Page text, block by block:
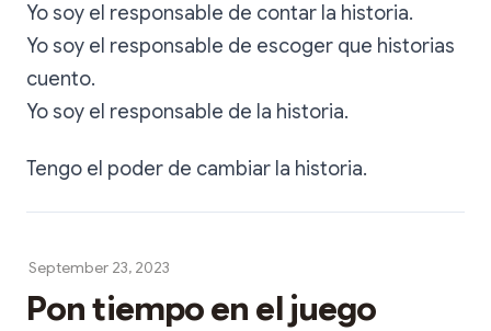
Yo soy el responsable de contar la historia.
Yo soy el responsable de escoger que historias
cuento.
Yo soy el responsable de la historia.
Tengo el poder de cambiar la historia.
September 23, 2023
Pon tiempo en el juego